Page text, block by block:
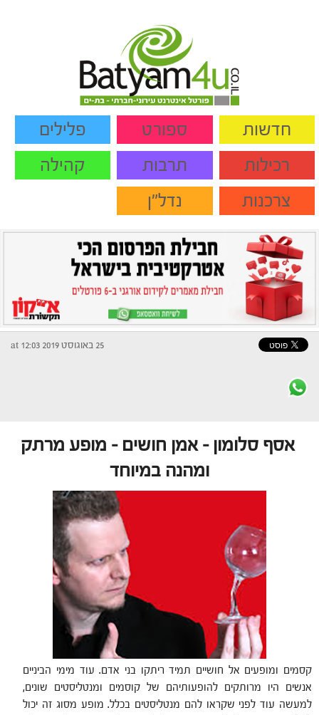
חדשות ספורט
פלילים
רכילות
תרבות
קהילה
צרכנות
נדל"ן
25 באוגוסט 2019 at 12:03
אסף סלומון – אמן חושים – מופע מרתק
ומהנה במיוחד
קסמים ומופעים אל חושיים תמיד ריתקו בני אדם. עוד מימי הביניים
אנשים היו מרותקים להופעותיהם של קוסמים ומנטליסטים שונים,
למעשה עוד לפני שקראו להם מנטליסטים בכלל. מופע מסוג זה יכול